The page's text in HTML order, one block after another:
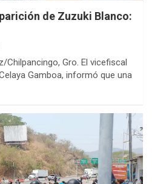
de Zuzuki Blanco:
Chilpancingo, Gro. El vicefiscal
Gamboa, informó que una